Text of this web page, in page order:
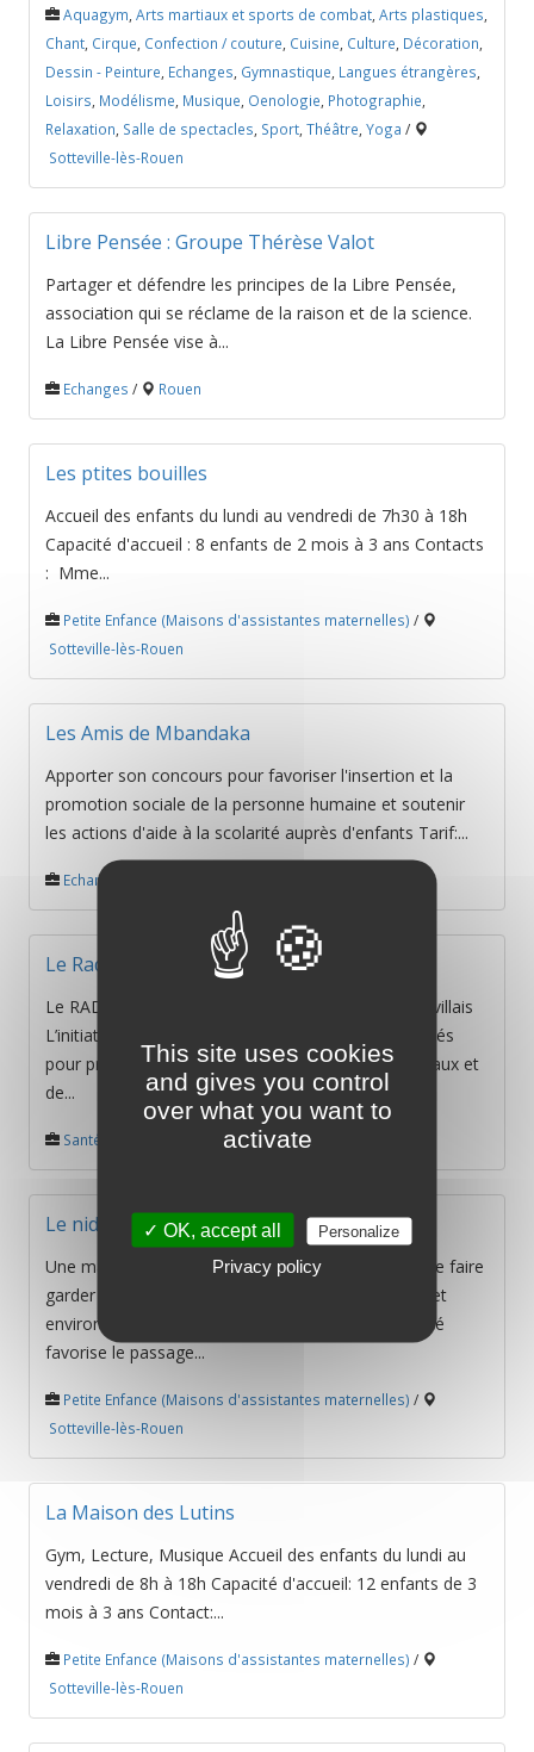
Aquagym Arts martiaux et sports de combat Arts plastiques
Chant Cirque Confection / couture Cuisine Culture Décoration
Dessin - Peinture Echanges Gymnastique Langues étrangères
Loisirs Modélisme Musique Oenologie Photographie
Relaxation Salle de spectacles Sport Théâtre Yoga /
Sotteville-lès-Rouen
Libre Pensée : Groupe Thérèse Valot
Partager et défendre les principes de la Libre Pensée,
association qui se réclame de la raison et de la science.
La Libre Pensée vise à...
Echanges / Rouen
Les ptites bouilles
Accueil des enfants du lundi au vendredi de 7h30 à 18h
Capacité d'accueil : 8 enfants de 2 mois à 3 ans Contacts
: Mme...
Petite Enfance (Maisons d'assistantes maternelles) /
Sotteville-lès-Rouen
Les Amis de Mbandaka
Apporter son concours pour favoriser l'insertion et la
promotion sociale de la personne humaine et soutenir
les actions d'aide à la scolarité auprès d'enfants Tarif:...
Echanges
Le Radis
Le RADIS Réseau Alimentaire et d’Initiatives Sottevillais
L’initiative est née pendant la fermeture des marchés
pour proposer aux Sottevillais des produits bio locaux et
de...
Santé et utilité sociale Sotteville-lès-Rouen
Le nid des colibris
Une maison d'assistant(e)s maternel(le)s permet de faire
garder vos enfants dans les meilleures conditions et
environnement possible. ce type d'accueil de qualité
favorise le passage...
Petite Enfance (Maisons d'assistantes maternelles) /
Sotteville-lès-Rouen
La Maison des Lutins
Gym, Lecture, Musique Accueil des enfants du lundi au
vendredi de 8h à 18h Capacité d'accueil: 12 enfants de 3
mois à 3 ans Contact:...
Petite Enfance (Maisons d'assistantes maternelles) /
Sotteville-lès-Rouen
This site uses cookies
and gives you control
over what you want to
activate
✓ OK, accept all Personalize
Privacy policy